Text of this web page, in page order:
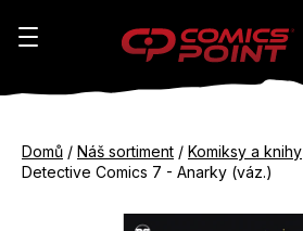
Domů / Náš sortiment / Komiksy a knihy
Detective Comics 7 - Anarky (váz.)
K
do
do